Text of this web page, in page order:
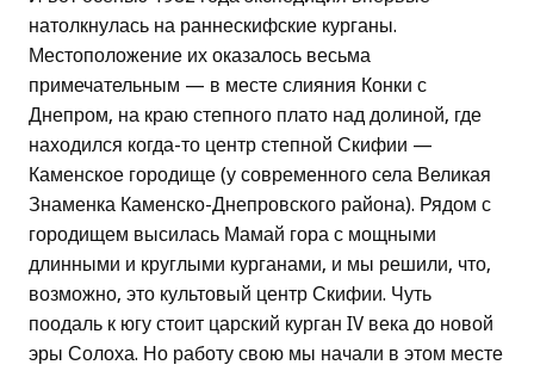
натолкнулась на раннескифские курганы.
Местоположение их оказалось весьма
примечательным — в месте слияния Конки с
Днепром, на краю степного плато над долиной, где
находился когда-то центр степной Скифии —
Каменское городище (у современного села Великая
Знаменка Каменско-Днепровского района). Рядом с
городищем высилась Мамай гора с мощными
длинными и круглыми курганами, и мы решили, что,
возможно, это культовый центр Скифии. Чуть
поодаль к югу стоит царский курган IV века до новой
эры Солоха. Но работу свою мы начали в этом месте